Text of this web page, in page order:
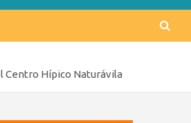
Centro Hípico Naturávila